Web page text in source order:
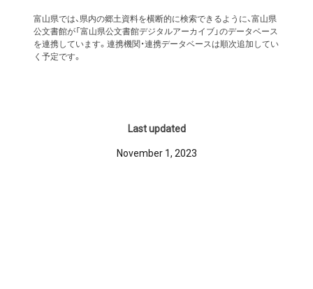
富山県では、県内の郷土資料を横断的に検索できるように、富山県
公文書館が「富山県公文書館デジタルアーカイブ」のデータベース
を連携しています。連携機関・連携データベースは順次追加してい
く予定です。
Last updated
November 1, 2023